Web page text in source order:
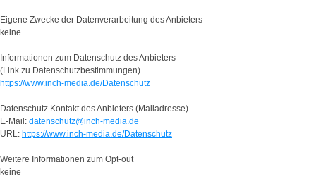
Eigene Zwecke der Datenverarbeitung des Anbieters
keine
Informationen zum Datenschutz des Anbieters
(Link zu Datenschutzbestimmungen)
https://www.inch-media.de/Datenschutz
Datenschutz Kontakt des Anbieters (Mailadresse)
E-Mail: datenschutz@inch-media.de
URL: https://www.inch-media.de/Datenschutz
Weitere Informationen zum Opt-out
keine